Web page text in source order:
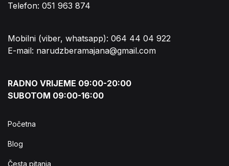
Telefon: 051 963 874
Mobilni (viber, whatsapp): 064 44 04 922
E-mail: narudzberamajana@gmail.com
RADNO VRIJEME 09:00-20:00
SUBOTOM 09:00-16:00
Početna
Blog
Česta pitanja